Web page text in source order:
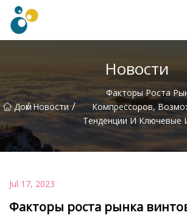
Новости
Дом
/ Новости /
Факторы Роста
Компрессоров,
Тенденции И Ключевые
Jul 17, 2023
Факторы роста рынка